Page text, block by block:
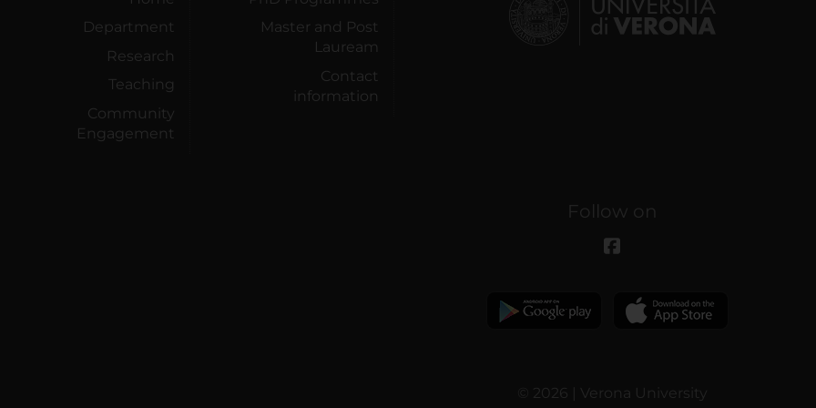
Department
Research
Teaching
Community
Engagement
Master and Post
Lauream
Contact
information
Follow on
© 2026 | Verona University